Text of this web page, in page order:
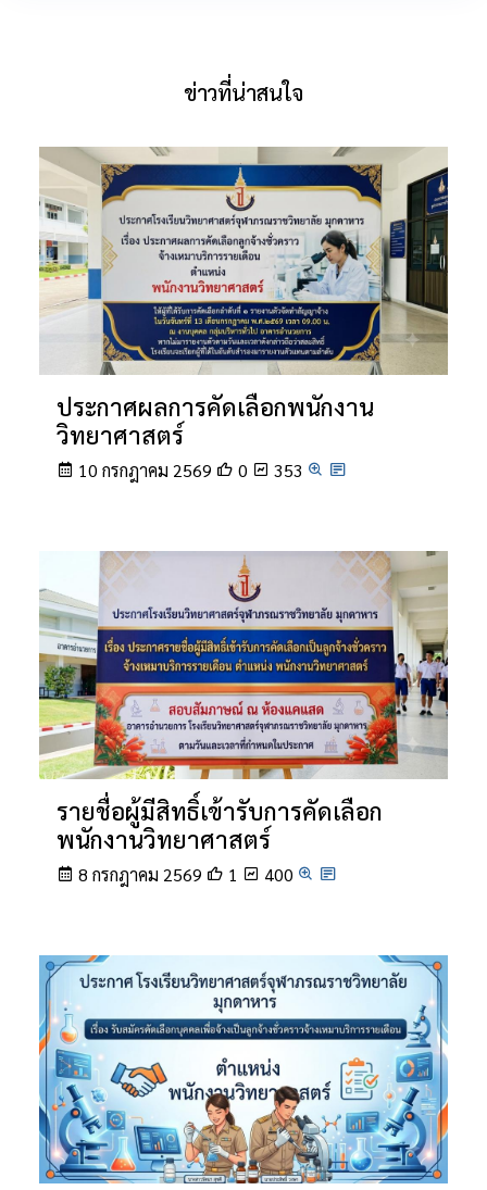
ข่าวที่น่าสนใจ
ประกาศผลการคัดเลือกพนักงาน
วิทยาศาสตร์
10 กรกฎาคม 2569 0 353
รายชื่อผู้มีสิทธิ์เข้ารับการคัดเลือก
พนักงานวิทยาศาสตร์
8 กรกฎาคม 2569 1 400